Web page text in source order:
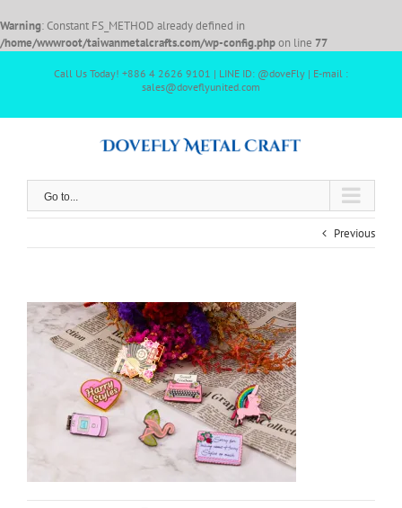
Warning: Constant FS_METHOD already defined in
/home/wwwroot/taiwanmetalcrafts.com/wp-config.phpon line 77
Call Us Today! +886 4 2626 9101 | LINE ID: @doveFly | E-mail :
sales@doveflyunited.com
Go to...
Previous